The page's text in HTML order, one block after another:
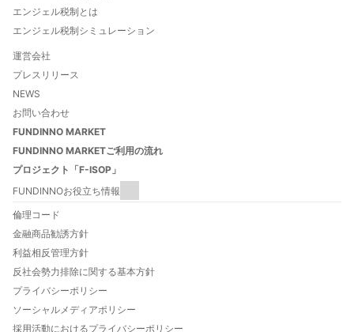
エンジェル税制とは
エンジェル税制シミュレーション
運営会社
プレスリリース
NEWS
お問い合わせ
FUNDINNO MARKET
FUNDINNO MARKETご利用の流れ
プロジェクト「F-ISOP」
FUNDINNOお役立ち情報
FUNDINNOとは
FUNDINNOご利用ガイド
数字でわかるFUNDINNO
法人口座開設について
FUNDINNO型新株予約権とは
特定投資家制度について
自己資本規制比率について
倫理コード
金融商品勧誘方針
利益相反管理方針
反社会勢力排除に関する基本方針
プライバシーポリシー
ソーシャルメディアポリシー
採用活動におけるプライバシーポリシー